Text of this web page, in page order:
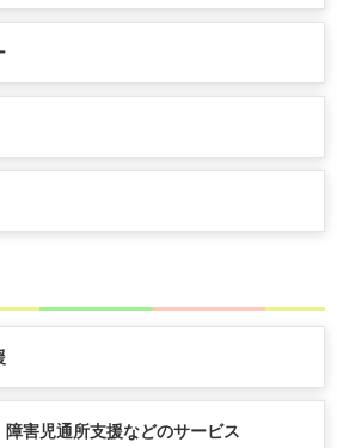
障害児通所支援などのサービス